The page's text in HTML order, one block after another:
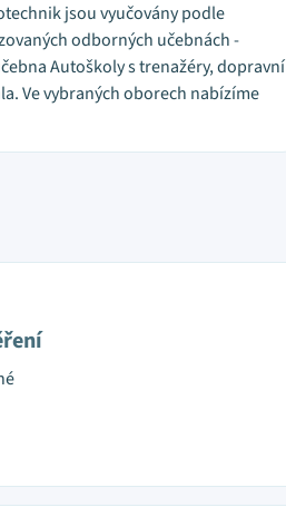
jsou vyučovány podle
odborných učebnách -
Autoškoly s trenažéry, dopravní
Ve vybraných oborech nabízíme